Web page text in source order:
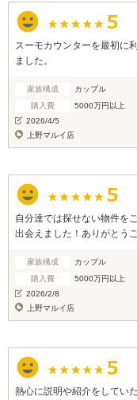
スーモカウンターを最初に
ました。
家族構成
カップル
購入費
5000万円以上
2026/4/5
上野マルイ店
自分達では探せない物件を
出会えました！ありがとう
家族構成
カップル
購入費
5000万円以上
2026/2/8
上野マルイ店
熱心に説明や紹介をしてい